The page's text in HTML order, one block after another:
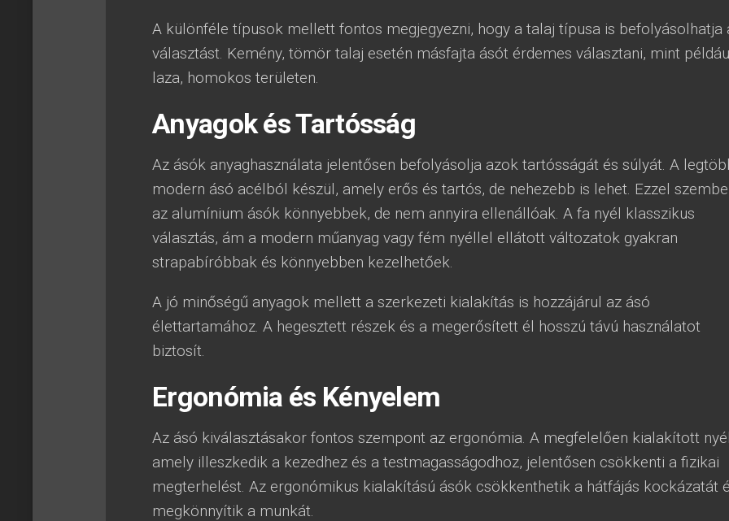
A különféle típusok mellett fontos megjegyezni, hogy a talaj típusa is befolyásolhatja
választást. Kemény, tömör talaj esetén másfajta ásót érdemes választani, mint
laza, homokos területen.
Anyagok és Tartósság
Az ásók anyaghasználata jelentősen befolyásolja azok tartósságát és súlyát. A
modern ásó acélból készül, amely erős és tartós, de nehezebb is lehet. Ezzel
az alumínium ásók könnyebbek, de nem annyira ellenállóak. A fa nyél klasszikus
választás, ám a modern műanyag vagy fém nyéllel ellátott változatok gyakran
strapabíróbbak és könnyebben kezelhetőek.
A jó minőségű anyagok mellett a szerkezeti kialakítás is hozzájárul az ásó
élettartamához. A hegesztett részek és a megerősített él hosszú távú használatot
biztosít.
Ergonómia és Kényelem
Az ásó kiválasztásakor fontos szempont az ergonómia. A megfelelően kialakított
amely illeszkedik a kezedhez és a testmagasságodhoz, jelentősen csökkenti a fizikai
megterhelést. Az ergonómikus kialakítású ásók csökkenthetik a hátfájás kockázatát
megkönnyítik a munkát.